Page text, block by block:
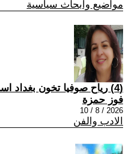
مواضيع وابحاث سياسية
(4) رياح صوفيا تخون بغداد اسماعيل ابراهيم عبد
فوز حمزة
2026 / 8 / 10
الادب والفن